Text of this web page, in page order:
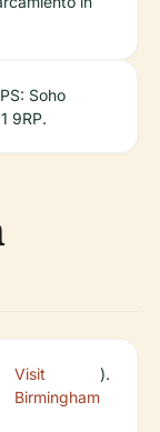
Soho
9RP.
Visit
Birmingham
).